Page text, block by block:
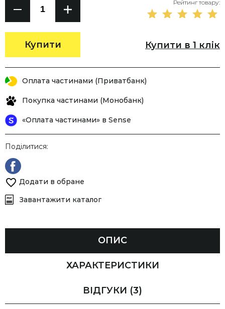
Купити
Рейтинг товару:
Купити в 1 клік
Оплата частинами (Приватбанк)
Покупка частинами (Монобанк)
«Оплата частинами» в Sense
Поділитися:
Додати в обране
Завантажити каталог
ОПИС
ХАРАКТЕРИСТИКИ
ВІДГУКИ (3)